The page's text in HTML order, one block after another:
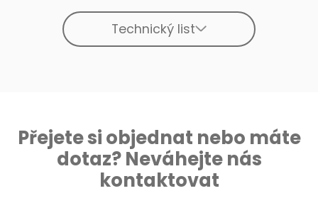
Technický list
Přejete si objednat nebo máte
dotaz? Neváhejte nás
kontaktovat